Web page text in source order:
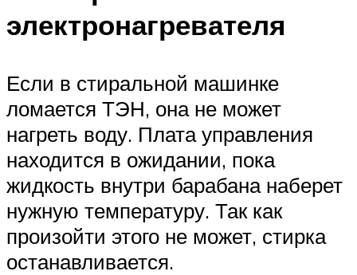
электронагревателя
Если в стиральной машинке
ломается ТЭН, она не может
нагреть воду. Плата управления
находится в ожидании, пока
жидкость внутри барабана наберет
нужную температуру. Так как
произойти этого не может, стирка
останавливается.